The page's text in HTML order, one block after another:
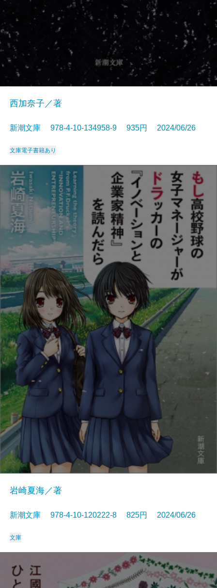
西加奈子／著
新潮文庫 978-4-10-134958-9 935円 2024/06/26
文庫電子書籍あり
岩崎夏海／著
新潮文庫 978-4-10-120222-8 825円 2024/06/26
文庫